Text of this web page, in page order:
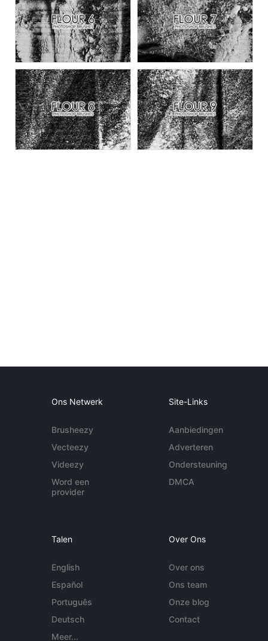
Ons Netwerk
Brusheezy
Vecteezy
Videezy
Word een
provider
Site-Links
Aanbiedingen
Adverteren
Ondersteuning
DMCA
Talen
English
Español
Português
Deutsch
Meer...
Over Ons
Over ons
Ons team
Onze blog
Contact